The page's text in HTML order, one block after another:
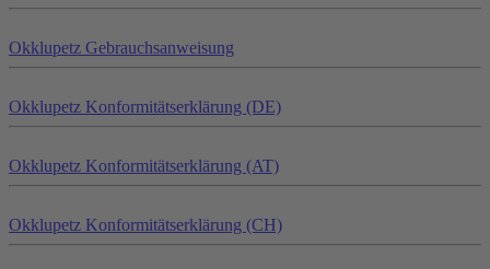
Okklupetz Gebrauchsanweisung
Okklupetz Konformitätserklärung (DE)
Okklupetz Konformitätserklärung (AT)
Okklupetz Konformitätserklärung (CH)